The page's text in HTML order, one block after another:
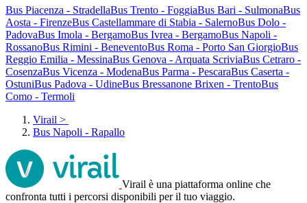
Bus Piacenza - StradellaBus Trento - FoggiaBus Bari - SulmonaBus
Aosta - FirenzeBus Castellammare di Stabia - SalernoBus Dolo -
PadovaBus Imola - BergamoBus Ivrea - BergamoBus Napoli -
RossanoBus Rimini - BeneventoBus Roma - Porto San GiorgioBus
Reggio Emilia - MessinaBus Genova - Arquata ScriviaBus Cetraro -
CosenzaBus Vicenza - ModenaBus Parma - PescaraBus Caserta -
OstuniBus Padova - UdineBus Bressanone Brixen - TrentoBus
Como - Termoli
Virail >
Bus Napoli - Rapallo
Virail è una piattaforma online che
confronta tutti i percorsi disponibili per il tuo viaggio.